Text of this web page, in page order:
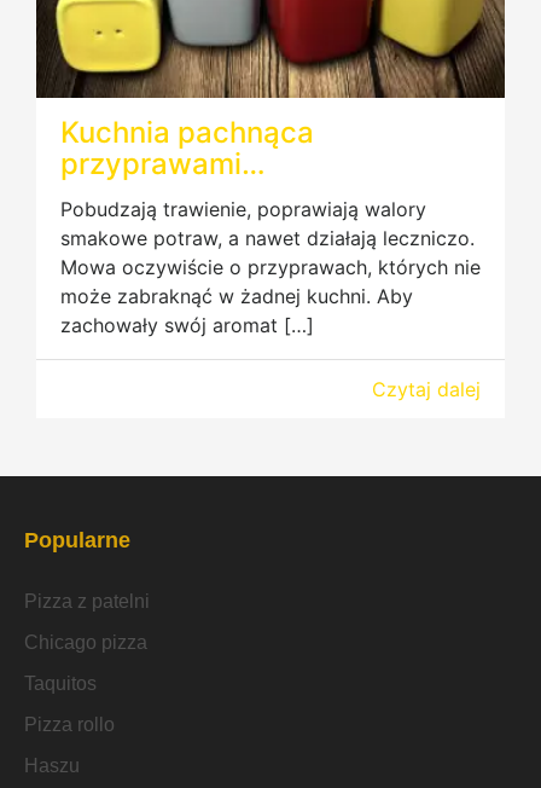
Kuchnia pachnąca
przyprawami…
Pobudzają trawienie, poprawiają walory
smakowe potraw, a nawet działają leczniczo.
Mowa oczywiście o przyprawach, których nie
może zabraknąć w żadnej kuchni. Aby
zachowały swój aromat […]
Czytaj dalej
Popularne
Pizza z patelni
Chicago pizza
Taquitos
Pizza rollo
Haszu